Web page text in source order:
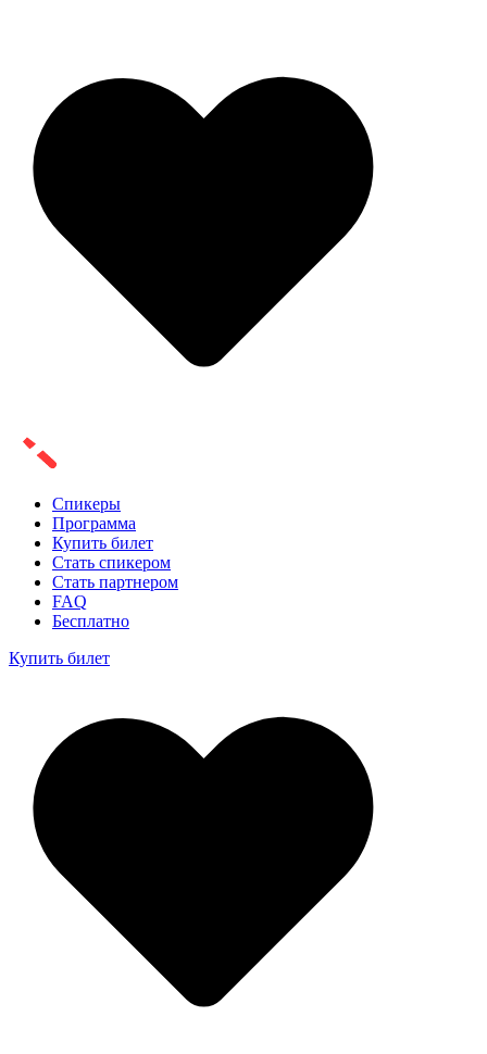
Спикеры
Программа
Купить билет
Стать спикером
Стать партнером
FAQ
Бесплатно
Купить билет